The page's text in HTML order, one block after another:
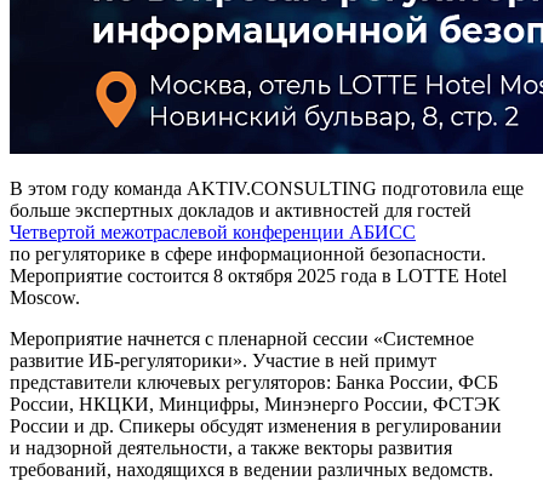
В этом году команда AKTIV.CONSULTING подготовила еще
больше экспертных докладов и активностей для гостей
Четвертой межотраслевой конференции АБИСС
по регуляторике в сфере информационной безопасности.
Мероприятие состоится 8 октября 2025 года в LOTTE Hotel
Moscow.
Мероприятие начнется с пленарной сессии «Системное
развитие ИБ-регуляторики». Участие в ней примут
представители ключевых регуляторов: Банка России, ФСБ
России, НКЦКИ, Минцифры, Минэнерго России, ФСТЭК
России и др. Спикеры обсудят изменения в регулировании
и надзорной деятельности, а также векторы развития
требований, находящихся в ведении различных ведомств.